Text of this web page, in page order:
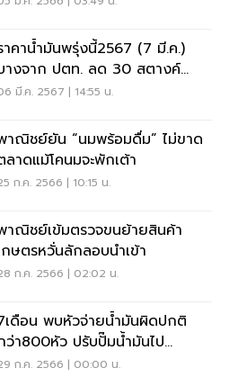
าคาน้ำมันพรุ่งนี้2567 (7 มี.ค.)
างจาก ปตท. ลด 30 สตางค์
พเดทราคาล่าสุด
มี.ค. 2567 | 14:55 น.
าณิชย์ยัน “นมพร้อมดื่ม” ไม่ขาด
ลาดแม้โคนมจะพักเต้า
ก.ค. 2566 | 10:15 น.
าณิชย์เข้มตรวจขนย้ายสินค้า
กษตรหวั่นลักลอบนำเข้า
ก.ค. 2566 | 02:02 น.
เดือน พบหัวจ่ายน้ำมันผิดปกติ
ว่า800หัว ปรับปั๊มน้ำมันไป
ล้ว45ราย
ก.ค. 2566 | 00:00 น.